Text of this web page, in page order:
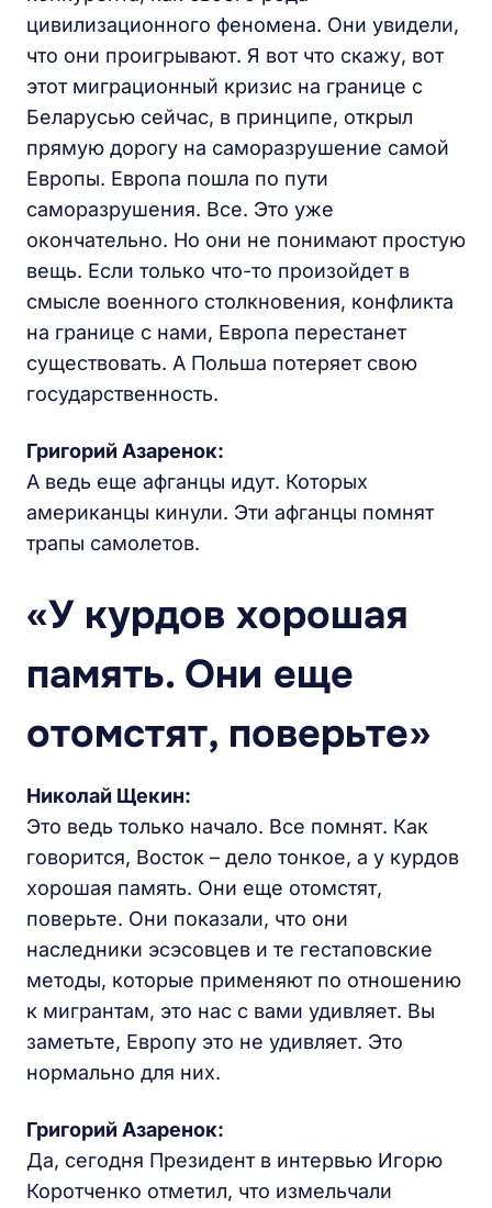
цивилизационного феномена. Они увидели,
что они проигрывают. Я вот что скажу, вот
этот миграционный кризис на границе с
Беларусью сейчас, в принципе, открыл
прямую дорогу на саморазрушение самой
Европы. Европа пошла по пути
саморазрушения. Все. Это уже
окончательно. Но они не понимают простую
вещь. Если только что-то произойдет в
смысле военного столкновения, конфликта
на границе с нами, Европа перестанет
существовать. А Польша потеряет свою
государственность.
Григорий Азаренок:
А ведь еще афганцы идут. Которых
американцы кинули. Эти афганцы помнят
трапы самолетов.
«У курдов хорошая
память. Они еще
отомстят, поверьте»
Николай Щекин:
Это ведь только начало. Все помнят. Как
говорится, Восток – дело тонкое, а у курдов
хорошая память. Они еще отомстят,
поверьте. Они показали, что они
наследники эсэсовцев и те гестаповские
методы, которые применяют по отношению
к мигрантам, это нас с вами удивляет. Вы
заметьте, Европу это не удивляет. Это
нормально для них.
Григорий Азаренок:
Да, сегодня Президент в интервью Игорю
Коротченко отметил, что измельчали